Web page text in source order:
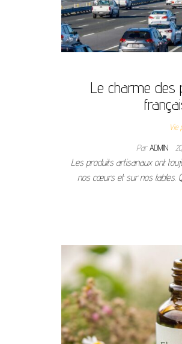
Le charme des
Vie
ParADMIN
Les produits artisanaux ont
nos cœurs et sur nos tables.